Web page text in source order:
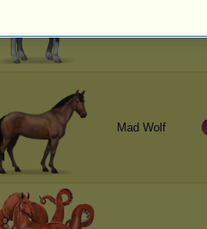
Mad Wolf